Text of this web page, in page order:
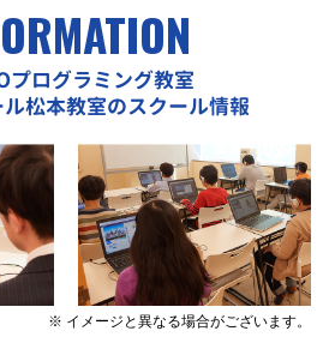
プログラミング教室
松本教室のスクール情報
※ イメージと異なる場合がございます。